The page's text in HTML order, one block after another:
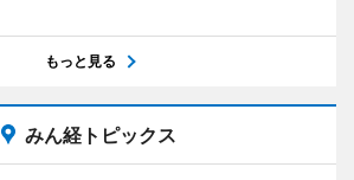
もっと見る
みん経トピックス